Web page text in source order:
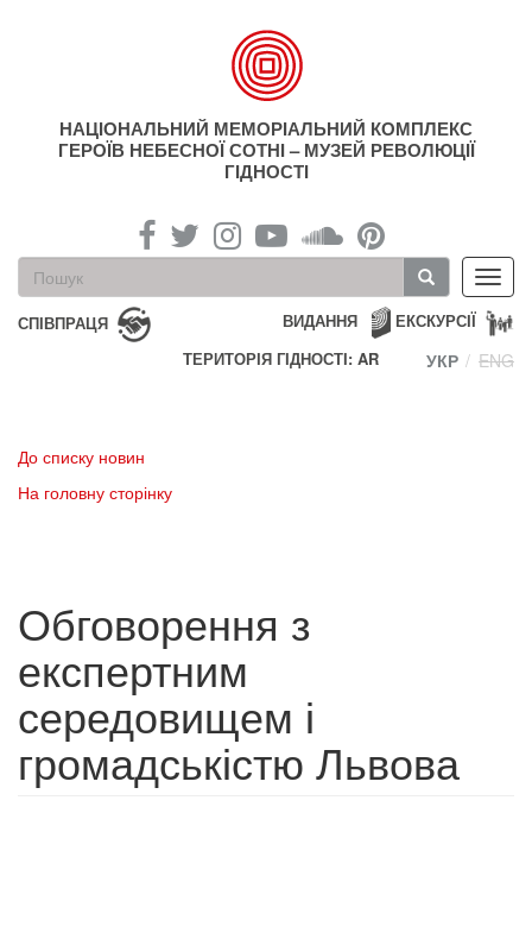
НАЦІОНАЛЬНИЙ МЕМОРІАЛЬНИЙ КОМПЛЕКС
ГЕРОЇВ НЕБЕСНОЇ СОТНІ – МУЗЕЙ РЕВОЛЮЦІЇ
ГІДНОСТІ
Пошукова
форма
Пошук
СПІВПРАЦЯ ЕКСКУРСІЇ
ВИДАННЯ
ТЕРИТОРІЯ ГІДНОСТІ: AR
УКР ENG
До списку новин
На головну сторінку
Обговорення з
експертним
середовищем і
громадськістю Львова